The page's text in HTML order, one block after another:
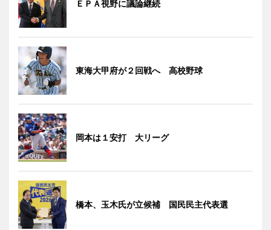
ＥＰＡ視野に議論継続
東海大甲府が２回戦へ 高校野球
岡本は１安打 大リーグ
橋本、玉木氏が立候補 国民民主代表選